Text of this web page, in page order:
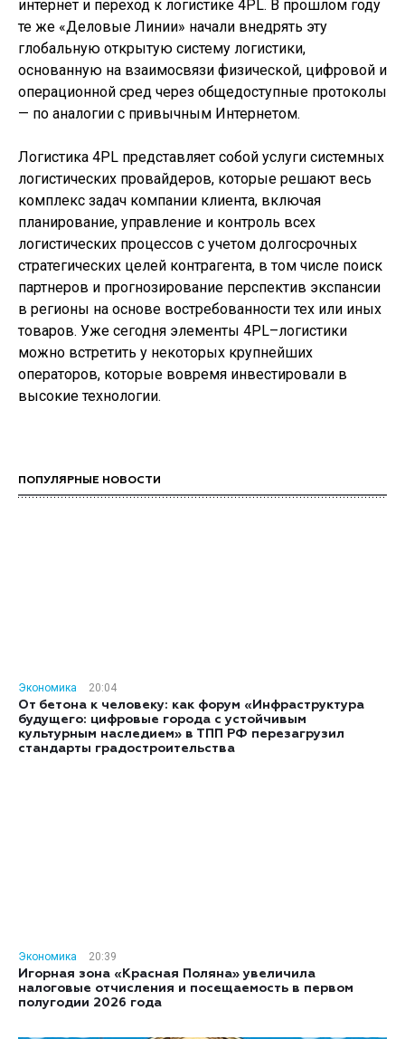
интернет и переход к логистике 4PL. В прошлом году
те же «Деловые Линии» начали внедрять эту
глобальную открытую систему логистики,
основанную на взаимосвязи физической, цифровой и
операционной сред через общедоступные протоколы
— по аналогии с привычным Интернетом.
Логистика 4PL представляет собой услуги системных
логистических провайдеров, которые решают весь
комплекс задач компании клиента, включая
планирование, управление и контроль всех
логистических процессов с учетом долгосрочных
стратегических целей контрагента, в том числе поиск
партнеров и прогнозирование перспектив экспансии
в регионы на основе востребованности тех или иных
товаров. Уже сегодня элементы 4PL–логистики
можно встретить у некоторых крупнейших
операторов, которые вовремя инвестировали в
высокие технологии.
ПОПУЛЯРНЫЕ НОВОСТИ
Экономика
20:04
От бетона к человеку: как форум «Инфраструктура
будущего: цифровые города с устойчивым
культурным наследием» в ТПП РФ перезагрузил
стандарты градостроительства
Экономика
20:39
Игорная зона «Красная Поляна» увеличила
налоговые отчисления и посещаемость в первом
полугодии 2026 года